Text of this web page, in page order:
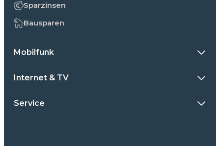
Sparzinsen
Bausparen
Mobilfunk
Internet & TV
Service